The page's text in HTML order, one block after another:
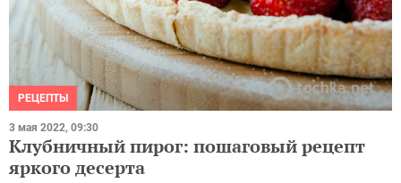
РЕЦЕПТЫ
3 мая 2022, 09:30
Клубничный пирог: пошаговый рецепт
яркого десерта